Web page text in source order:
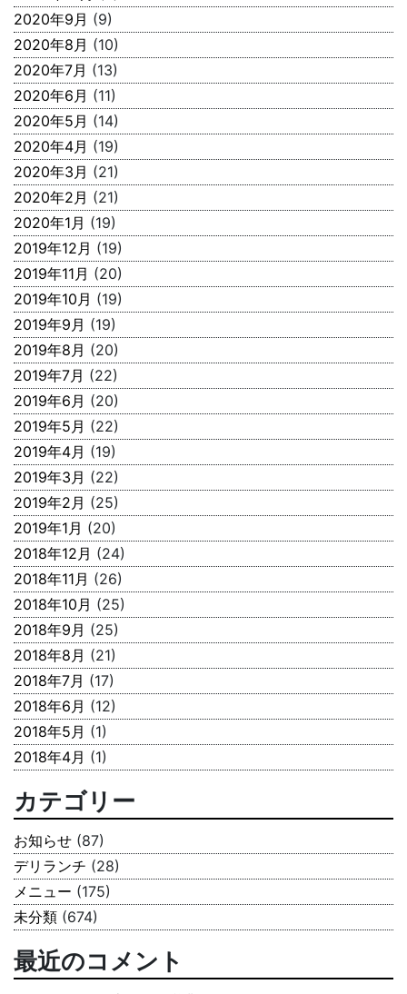
2020年9月 (9)
2020年8月 (10)
2020年7月 (13)
2020年6月 (11)
2020年5月 (14)
2020年4月 (19)
2020年3月 (21)
2020年2月 (21)
2020年1月 (19)
2019年12月 (19)
2019年11月 (20)
2019年10月 (19)
2019年9月 (19)
2019年8月 (20)
2019年7月 (22)
2019年6月 (20)
2019年5月 (22)
2019年4月 (19)
2019年3月 (22)
2019年2月 (25)
2019年1月 (20)
2018年12月 (24)
2018年11月 (26)
2018年10月 (25)
2018年9月 (25)
2018年8月 (21)
2018年7月 (17)
2018年6月 (12)
2018年5月 (1)
2018年4月 (1)
カテゴリー
お知らせ (87)
デリランチ (28)
メニュー (175)
未分類 (674)
最近のコメント